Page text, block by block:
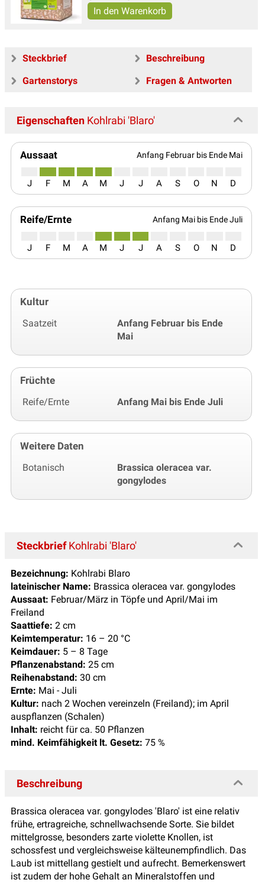
Steckbrief
Beschreibung
Gartenstorys
Fragen & Antworten
Eigenschaften Kohlrabi 'Blaro'
Aussaat Anfang Februar bis Ende Mai
J F M A M J J A S O N D
Reife/Ernte Anfang Mai bis Ende Juli
J F M A M J J A S O N D
Kultur
Saatzeit
Anfang Februar bis Ende
Mai
Früchte
Reife/Ernte Anfang Mai bis Ende Juli
Weitere Daten
Botanisch
Brassica oleracea var.
gongylodes
SteckbriefKohlrabi 'Blaro'
Bezeichnung: Kohlrabi Blaro
lateinischer Name: Brassica oleracea var. gongylodes
Aussaat: Februar/März in Töpfe und April/Mai im
Freiland
Saattiefe: 2 cm
Keimtemperatur: 16 – 20 °C
Keimdauer: 5 – 8 Tage
Pflanzenabstand: 25 cm
Reihenabstand: 30 cm
Ernte: Mai - Juli
Kultur: nach 2 Wochen vereinzeln (Freiland); im April
auspflanzen (Schalen)
Inhalt: reicht für ca. 50 Pflanzen
mind. Keimfähigkeit lt. Gesetz: 75 %
Beschreibung
Brassica oleracea var. gongylodes 'Blaro' ist eine relativ
frühe, ertragreiche, schnellwachsende Sorte. Sie bildet
mittelgrosse, besonders zarte violette Knollen, ist
schossfest und vergleichsweise kälteunempfindlich. Das
Laub ist mittellang gestielt und aufrecht. Bemerkenswert
ist zudem der hohe Gehalt an Mineralstoffen und